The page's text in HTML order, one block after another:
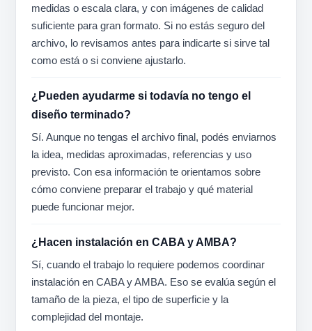
medidas o escala clara, y con imágenes de calidad
suficiente para gran formato. Si no estás seguro del
archivo, lo revisamos antes para indicarte si sirve tal
como está o si conviene ajustarlo.
¿Pueden ayudarme si todavía no tengo el
diseño terminado?
Sí. Aunque no tengas el archivo final, podés enviarnos
la idea, medidas aproximadas, referencias y uso
previsto. Con esa información te orientamos sobre
cómo conviene preparar el trabajo y qué material
puede funcionar mejor.
¿Hacen instalación en CABA y AMBA?
Sí, cuando el trabajo lo requiere podemos coordinar
instalación en CABA y AMBA. Eso se evalúa según el
tamaño de la pieza, el tipo de superficie y la
complejidad del montaje.